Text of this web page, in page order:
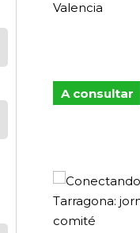
A consultar